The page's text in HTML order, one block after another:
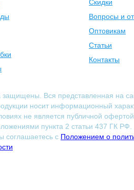
Скидки
Вопросы и
Оптовикам
Статьи
Контакты
Вся представленная на
носит информационный
не является публичной офертой,
пункта 2 статьи 437 ГК РФ.
соглашаетесь с Положением о